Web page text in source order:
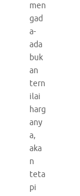
men
gad
a-
ada
buk
an
tern
ilai
harg
any
a,
aka
n
teta
pi